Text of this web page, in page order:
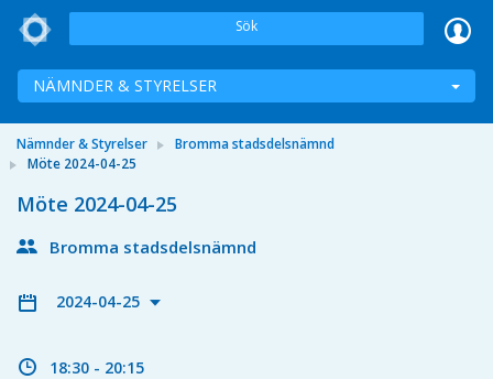
Sök
NÄMNDER & STYRELSER
Nämnder & Styrelser
Bromma stadsdelsnämnd
Möte 2024-04-25
Möte 2024-04-25
Bromma stadsdelsnämnd
2024-04-25
18:30 - 20:15